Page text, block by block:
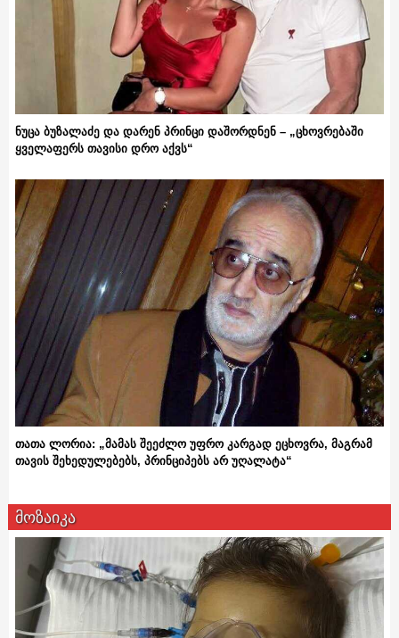
ნუცა ბუზალაძე და დარენ პრინცი დაშორდნენ – „ცხოვრებაში
ყველაფერს თავისი დრო აქვს“
თათა ლორია: „მამას შეეძლო უფრო კარგად ეცხოვრა, მაგრამ
თავის შეხედულებებს, პრინციპებს არ უღალატა“
მოზაიკა